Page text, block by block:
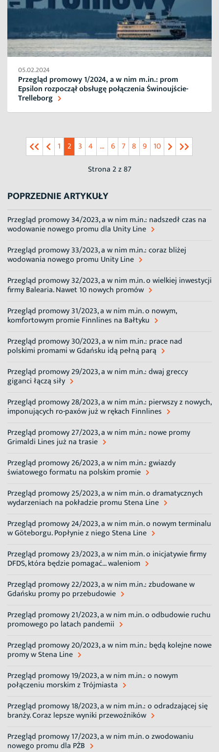
05.02.2024
Przegląd promowy 1/2024, a w nim m.in.: prom
Epsilon rozpoczął obsługę połączenia Świnoujście-
Trelleborg
1 2 3 4 ... 6 7 8 9 10
Strona 2 z 87
POPRZEDNIE ARTYKUŁY
Przegląd promowy 34/2023, a w nim m.in.: nadszedł czas na
wodowanie nowego promu dla Unity Line
Przegląd promowy 33/2023, a w nim m.in.: coraz bliżej
wodowania nowego promu Unity Line
Przegląd promowy 32/2023, a w nim m.in. o wielkiej inwestycji
firmy Balearia. Nawet 10 nowych promów
Przegląd promowy 31/2023, a w nim m.in. o nowym,
komfortowym promie Finnlines na Bałtyku
Przegląd promowy 30/2023, a w nim m.in.: prace nad
polskimi promami w Gdańsku idą pełną parą
Przegląd promowy 29/2023, a w nim m.in.: dwaj greccy
giganci łączą siły
Przegląd promowy 28/2023, a w nim m.in.: pierwszy z nowych,
imponujących ro-paxów już w rękach Finnlines
Przegląd promowy 27/2023, a w nim m.in.: nowe promy
Grimaldi Lines już na trasie
Przegląd promowy 26/2023, a w nim m.in.: gwiazdy
światowego formatu na polskim promie
Przegląd promowy 25/2023, a w nim m.in. o dramatycznych
wydarzeniach na pokładzie promu Stena Line
Przegląd promowy 24/2023, a w nim m.in. o nowym terminalu
w Göteborgu. Popłynie z niego Stena Line
Przegląd promowy 23/2023, a w nim m.in. o inicjatywie firmy
DFDS, która będzie pomagać... waleniom
Przegląd promowy 22/2023, a w nim m.in.: zbudowane w
Gdańsku promy po przebudowie
Przegląd promowy 21/2023, a w nim m.in. o odbudowie ruchu
promowego po latach pandemii
Przegląd promowy 20/2023, a w nim m.in.: będą kolejne nowe
promy w Stena Line
Przegląd promowy 19/2023, a w nim m.in.: o nowym
połączeniu morskim z Trójmiasta
Przegląd promowy 18/2023, a w nim m.in.: o odradzającej się
branży. Coraz lepsze wyniki przewoźników
Przegląd promowy 17/2023, a w nim m.in. o zwodowaniu
nowego promu dla PŻB